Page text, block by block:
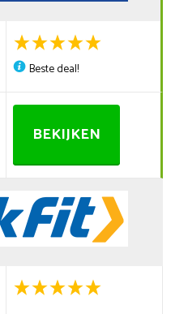
Beste deal!
BEKIJKEN